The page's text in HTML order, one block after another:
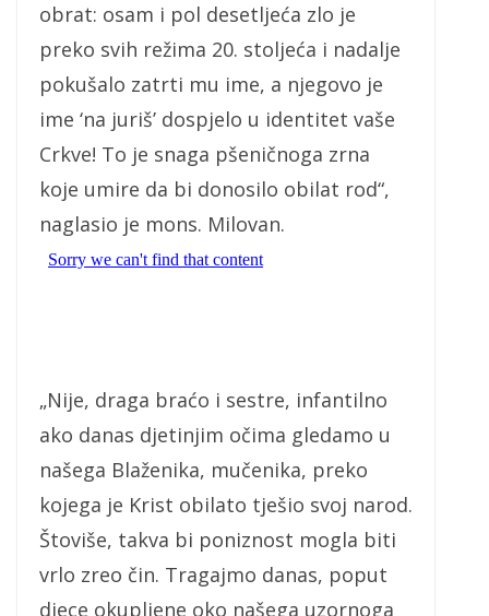
obrat: osam i pol desetljeća zlo je
preko svih režima 20. stoljeća i nadalje
pokušalo zatrti mu ime, a njegovo je
ime ‘na juriš’ dospjelo u identitet vaše
Crkve! To je snaga pšeničnoga zrna
koje umire da bi donosilo obilat rod“,
naglasio je mons. Milovan.
„Nije, draga braćo i sestre, infantilno
ako danas djetinjim očima gledamo u
našega Blaženika, mučenika, preko
kojega je Krist obilato tješio svoj narod.
Štoviše, takva bi poniznost mogla biti
vrlo zreo čin. Tragajmo danas, poput
djece okupljene oko našega uzornoga